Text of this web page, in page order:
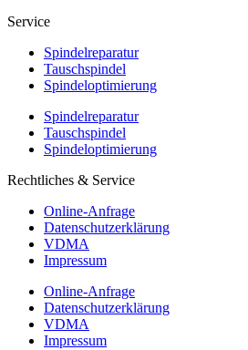
Service
Spindelreparatur
Tauschspindel
Spindeloptimierung
Spindelreparatur
Tauschspindel
Spindeloptimierung
Rechtliches & Service
Online-Anfrage
Datenschutzerklärung
VDMA
Impressum
Online-Anfrage
Datenschutzerklärung
VDMA
Impressum